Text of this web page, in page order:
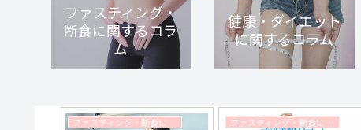
ファスティング・
断食に関するコラ
ム
健康・ダイエット
に関するコラム
ファスティング・断食に関するコラム ファスティング・断食に関するコラム